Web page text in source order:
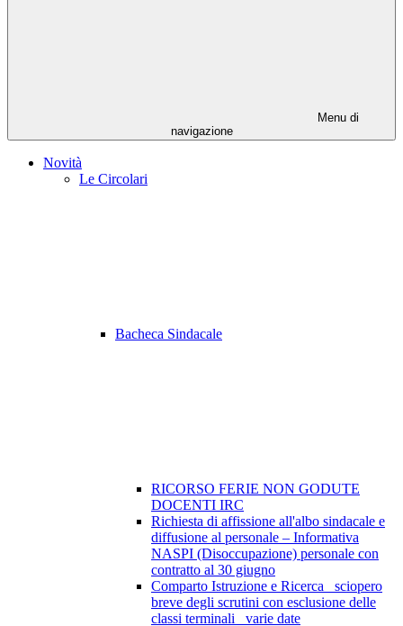
Menu di
navigazione
Novità
Le Circolari
Bacheca Sindacale
RICORSO FERIE NON GODUTE
DOCENTI IRC
Richiesta di affissione all'albo sindacale e
diffusione al personale – Informativa
NASPI (Disoccupazione) personale con
contratto al 30 giugno
Comparto Istruzione e Ricerca_ sciopero
breve degli scrutini con esclusione delle
classi terminali_ varie date